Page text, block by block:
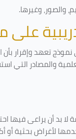
والصور، وغيرها.
تعهد وإقرار بأن
والمصادر التي
أن يراعى فيها
لأغراض بحثية أو